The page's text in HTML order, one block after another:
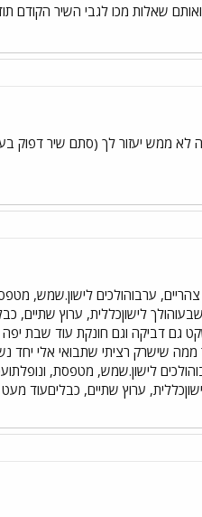
שאלות מכו לגבי השיר הקודם
ערבוהולכים לישון.שמש,
לישוןכללית, ערוץ שתיים,
דביקה וגם חונקת עוד שבת יפה
ממה שישרק רציתי שתבואי
לישון.שמש, מטפסת,
ערוץ שתיים, כבליםעוד